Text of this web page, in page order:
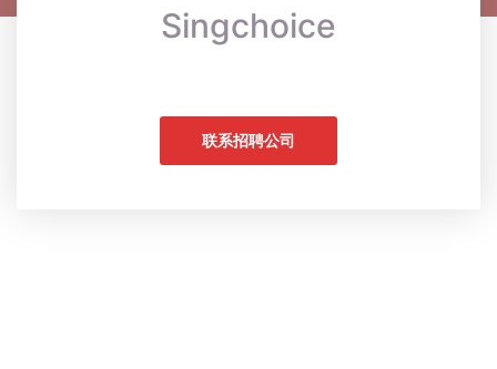
Singchoice
联系招聘公司